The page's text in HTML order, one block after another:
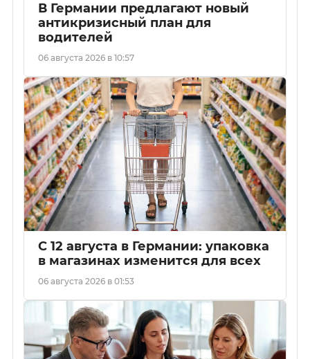
В Германии предлагают новый
антикризисный план для
водителей
06 августа 2026 в 10:57
С 12 августа в Германии: упаковка
в магазинах изменится для всех
06 августа 2026 в 01:53